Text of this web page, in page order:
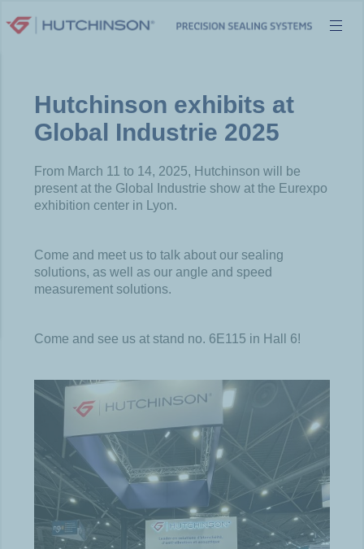
to
Hutchinson exhibits at
Global Industrie 2025
From March 11 to 14, 2025, Hutchinson will be
present at the Global Industrie show at the Eurexpo
exhibition center in Lyon.
Come and meet us to talk about our sealing
solutions, as well as our angle and speed
measurement solutions.
Come and see us at stand no. 6E115 in Hall 6!